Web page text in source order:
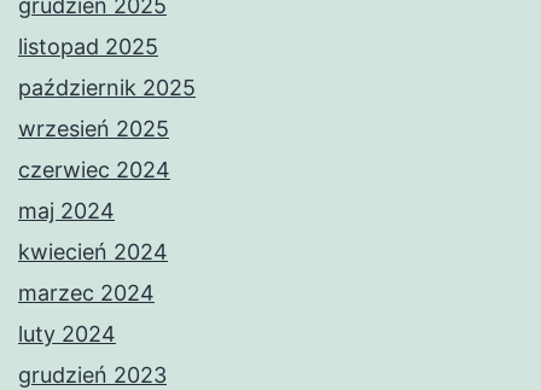
grudzień 2025
listopad 2025
październik 2025
wrzesień 2025
czerwiec 2024
maj 2024
kwiecień 2024
marzec 2024
luty 2024
grudzień 2023